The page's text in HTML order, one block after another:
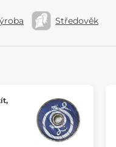
Středověk